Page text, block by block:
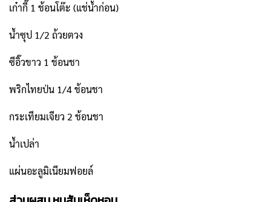
เก๋ากี๊ 1 ช้อนโต๊ะ (แช่น้ำก่อน)
น้ำซุป 1/2 ถ้วยตวง
ซีอิ๊วขาว 1 ช้อนชา
พริกไทยป่น 1/4 ช้อนชา
กระเทียมเจียว 2 ช้อนชา
น้ำเปล่า
แผ่นอะลูมิเนียมฟอยล์